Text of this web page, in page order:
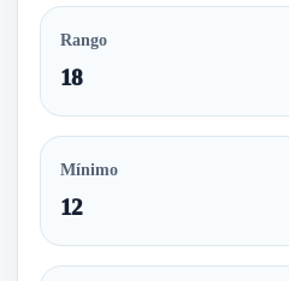
Rango
18
Mínimo
12